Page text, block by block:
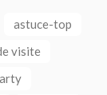
astuce-top
visite